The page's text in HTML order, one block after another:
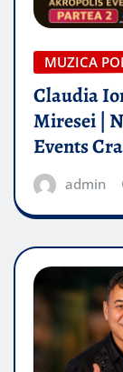
MUZICA
Claudia
Miresei |
Events
admin